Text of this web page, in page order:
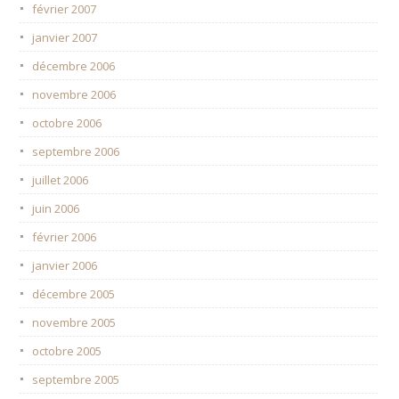
février 2007
janvier 2007
décembre 2006
novembre 2006
octobre 2006
septembre 2006
juillet 2006
juin 2006
février 2006
janvier 2006
décembre 2005
novembre 2005
octobre 2005
septembre 2005